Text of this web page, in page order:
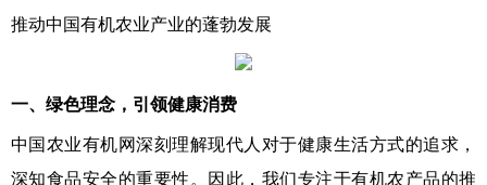
推动中国有机农业产业的蓬勃发展
一、绿色理念，引领健康消费
中国农业有机网深刻理解现代人对于健康生活方式的追求，
深知食品安全的重要性。因此，我们专注于有机农产品的推